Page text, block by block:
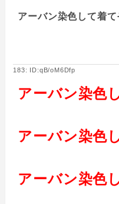
アーバン染色して着て
183: ID:qB/oM6Dfp
アーバン染色
アーバン染色
アーバン染色